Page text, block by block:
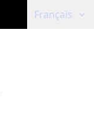
Français